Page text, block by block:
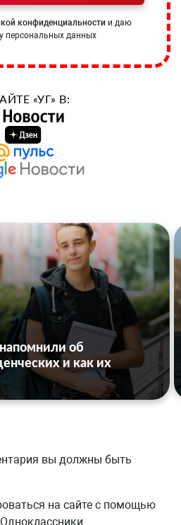
конфиденциальности и даю
персональных данных
«УГ» В:
об
и как их
вы должны быть
на сайте с помощью